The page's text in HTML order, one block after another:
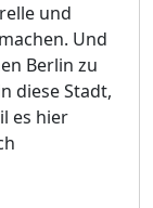
und
Und
Berlin zu
diese Stadt,
es hier